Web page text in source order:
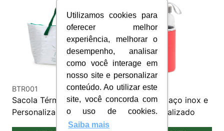
Utilizamos cookies para
oferecer melhor
experiência, melhorar o
desempenho, analisar
como você interage em
nosso site e personalizar
conteúdo. Ao utilizar este
site, você concorda com
o uso de cookies.
Saiba mais
BTR001
Sacola Térmica 4,5L
Personalizada
S056
Squeeze em aço inox e
vidro personalizado